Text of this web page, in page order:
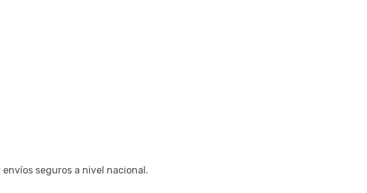
seguros a nivel nacional.